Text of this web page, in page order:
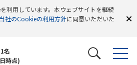
利用しています。本ウェブサイトを継続
当社のCookieの利用方針に同意いただいた
名
時点)